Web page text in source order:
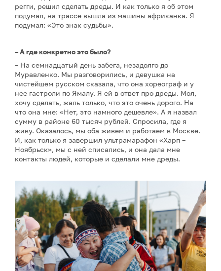
регги, решил сделать дреды. И как только я об этом
подумал, на трассе вышла из машины африканка. Я
подумал: «Это знак судьбы».
– А где конкретно это было?
– На семнадцатый день забега, незадолго до
Муравленко. Мы разговорились, и девушка на
чистейшем русском сказала, что она хореограф и у
нее гастроли по Ямалу. Я ей в ответ про дреды. Мол,
хочу сделать, жаль только, что это очень дорого. На
что она мне: «Нет, это намного дешевле». А я назвал
сумму в районе 60 тысяч рублей. Спросила, где я
живу. Оказалось, мы оба живем и работаем в Москве.
И, как только я завершил ультрамарафон «Харп –
Ноябрьск», мы с ней списались, и она дала мне
контакты людей, которые и сделали мне дреды.